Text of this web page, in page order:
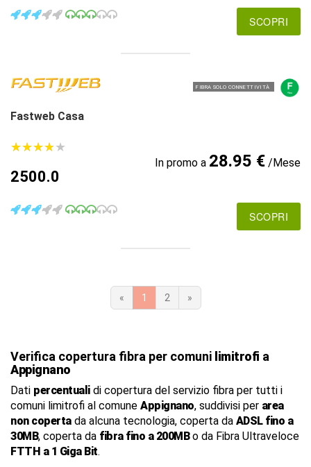
SCOPRI
FIBRA SOLO CONNETTIVITÀ
Fastweb Casa
★★★★★
★★★★★
2500.0
In promo a 28.95 €/Mese
SCOPRI
« 1 2 »
Verifica copertura fibra per comuni limitrofi a
Appignano
Dati percentualidi copertura del servizio fibra per tutti i
comuni limitrofi al comune Appignano, suddivisi per area
non copertada alcuna tecnologia, coperta da ADSL fino a
30MB, coperta da fibra fino a 200MBo da Fibra Ultraveloce
FTTH a 1 Giga Bit.